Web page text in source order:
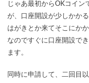
じゃあ最初からOKコイン
が、口座開設が少しかかる
はがきとか来てそこにか
なのですぐに口座開設で
ます。
同時に申請して、二回目